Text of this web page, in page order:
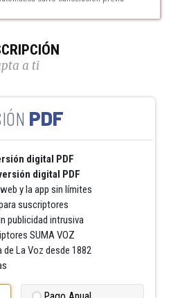
a ti
PDF
digital PDF
digital PDF
y la app sin límites
suscriptores
publicidad intrusiva
SUMA VOZ
La Voz desde 1882